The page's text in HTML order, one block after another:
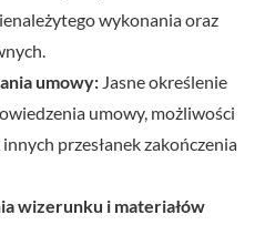
wykonania oraz
umowy: Jasne określenie
umowy, możliwości
przesłanek zakończenia
wizerunku i materiałów